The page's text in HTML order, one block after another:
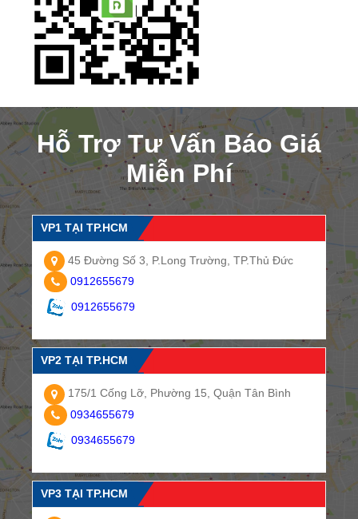
Hỗ Trợ Tư Vấn Báo Giá
Miễn Phí
VP1 TẠI TP.HCM
45 Đường Số 3, P.Long Trường, TP.Thủ Đức
0912655679
0912655679
VP2 TẠI TP.HCM
175/1 Cống Lỡ, Phường 15, Quận Tân Bình
0934655679
0934655679
VP3 TẠI TP.HCM